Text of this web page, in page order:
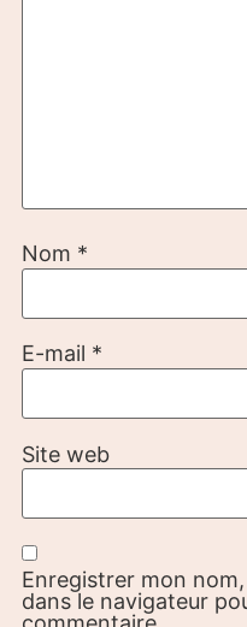
Nom *
E-mail *
Site web
Enregistrer mon
dans le navigateur